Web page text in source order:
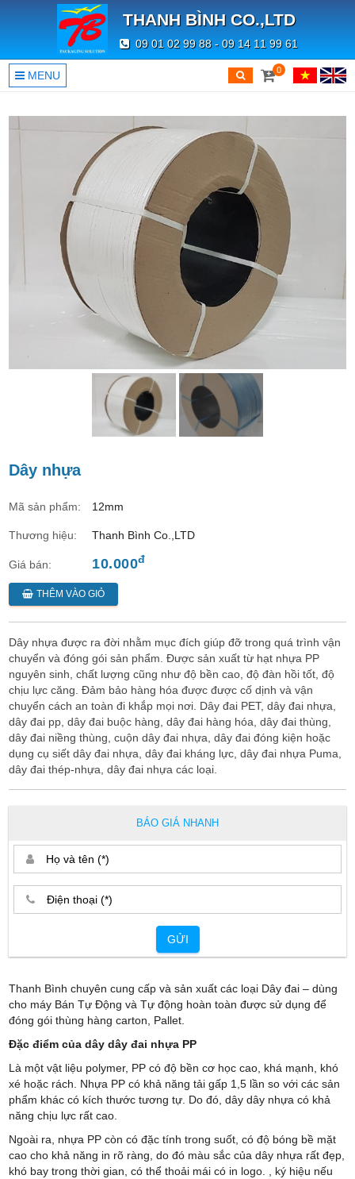
THANH BÌNH CO.,LTD
09 01 02 99 88 - 09 14 11 99 61
MENU 0
Dây nhựa
Mã sản phẩm: 12mm
Thương hiệu: Thanh Bình Co.,LTD
Giá bán: 10.000đ
THÊM VÀO GIỎ
Dây nhựa được ra đời nhằm mục đích giúp đỡ trong quá trình vận
chuyển và đóng gói sản phẩm. Được sản xuất từ hạt nhựa PP
nguyên sinh, chất lượng cũng như độ bền cao, độ đàn hồi tốt, độ
chịu lực căng. Đảm bảo hàng hóa được được cố dịnh và vận
chuyển cách an toàn đi khắp mọi nơi. Dây đai PET, dây đai nhựa,
dây đai pp, dây đai buộc hàng, dây đai hàng hóa, dây đai thùng,
dây đai niềng thùng, cuộn dây đai nhựa, dây đai đóng kiện hoặc
dụng cụ siết dây đai nhựa, dây đai kháng lực, dây đai nhựa Puma,
dây đai thép-nhựa, dây đai nhựa các loại.
BÁO GIÁ NHANH
GỬI
Thanh Bình chuyên cung cấp và sản xuất các loại Dây đai – dùng
cho máy Bán Tự Động và Tự động hoàn toàn được sử dụng để
đóng gói thùng hàng carton, Pallet.
Đặc điểm của dây dây đai nhựa PP
Là một vật liệu polymer, PP có độ bền cơ học cao, khá mạnh, khó
xé hoặc rách. Nhựa PP có khả năng tải gấp 1,5 lần so với các sản
phẩm khác có kích thước tương tự. Do đó, dây dây nhựa có khả
năng chịu lực rất cao.
Ngoài ra, nhựa PP còn có đặc tính trong suốt, có độ bóng bề mặt
cao cho khả năng in rõ ràng, do đó màu sắc của dây nhựa rất đẹp,
khó bay trong thời gian, có thể thoải mái có in logo. , ký hiệu nếu